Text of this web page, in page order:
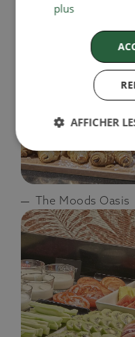
The Moods Oasis
plus
AFFICHER